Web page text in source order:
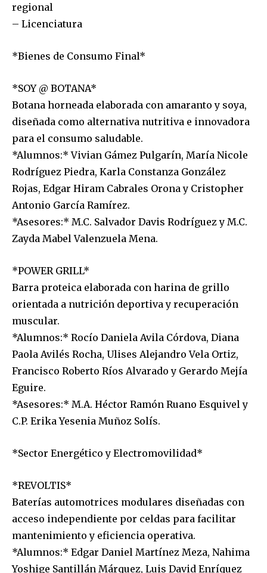
regional
– Licenciatura
*Bienes de Consumo Final*
*SOY @ BOTANA*
Botana horneada elaborada con amaranto y soya,
diseñada como alternativa nutritiva e innovadora
para el consumo saludable.
*Alumnos:* Vivian Gámez Pulgarín, María Nicole
Rodríguez Piedra, Karla Constanza González
Rojas, Edgar Hiram Cabrales Orona y Cristopher
Antonio García Ramírez.
*Asesores:* M.C. Salvador Davis Rodríguez y M.C.
Zayda Mabel Valenzuela Mena.
*POWER GRILL*
Barra proteica elaborada con harina de grillo
orientada a nutrición deportiva y recuperación
muscular.
*Alumnos:* Rocío Daniela Avila Córdova, Diana
Paola Avilés Rocha, Ulises Alejandro Vela Ortiz,
Francisco Roberto Ríos Alvarado y Gerardo Mejía
Eguire.
*Asesores:* M.A. Héctor Ramón Ruano Esquivel y
C.P. Erika Yesenia Muñoz Solís.
*Sector Energético y Electromovilidad*
*REVOLTIS*
Baterías automotrices modulares diseñadas con
acceso independiente por celdas para facilitar
mantenimiento y eficiencia operativa.
*Alumnos:* Edgar Daniel Martínez Meza, Nahima
Yoshige Santillán Márquez, Luis David Enríquez